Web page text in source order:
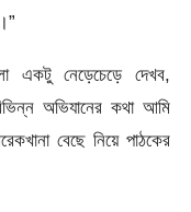
একটু নেড়েচেড়ে দেখব,
অভিযানের কথা আমি
বেছে নিয়ে পাঠকের